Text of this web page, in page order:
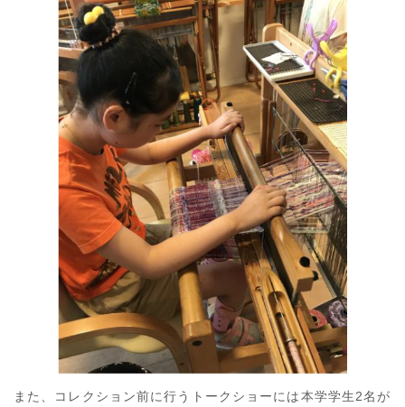
また、コレクション前に行うトークショーには本学学生2名が